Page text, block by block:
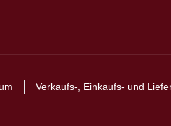
Verkaufs-, Einkaufs- und